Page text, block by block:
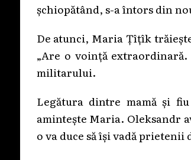
șchiopătând, s-a întors din
De atunci, Maria Țîțîk
„Are o voință extraordinară.
militarului.
Legătura dintre mamă și
amintește Maria. Oleksandr
o va duce să își vadă prietenii